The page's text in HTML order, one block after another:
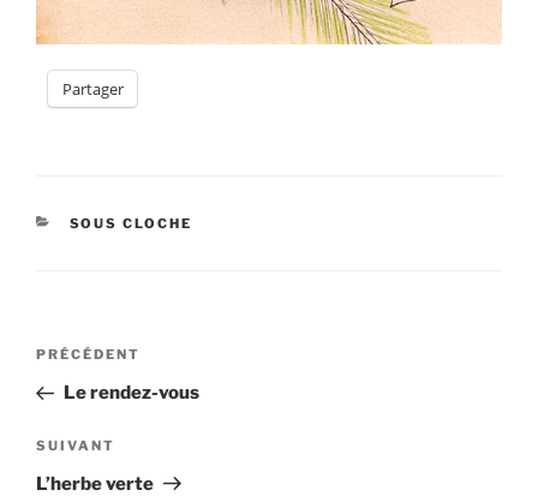
Partager
CATÉGORIES
SOUS CLOCHE
Navigation
l’article
Article
précédent
PRÉCÉDENT
Le rendez-vous
Article
suivant
SUIVANT
L’herbe verte